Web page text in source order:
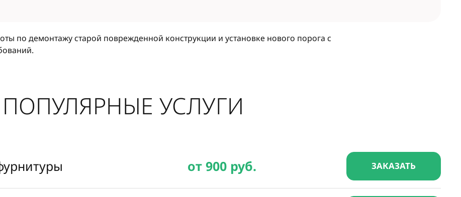
по демонтажу старой поврежденной конструкции и установке нового порога с
ПОПУЛЯРНЫЕ УСЛУГИ
от 900 руб. ЗАКАЗАТЬ